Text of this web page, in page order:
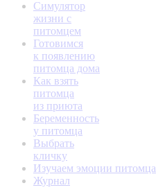
Симулятор
жизни с
питомцем
Готовимся
к появлению
питомца дома
Как взять
питомца
из приюта
Беременность
у питомца
Выбрать
кличку
Изучаем эмоции питомца
Журнал